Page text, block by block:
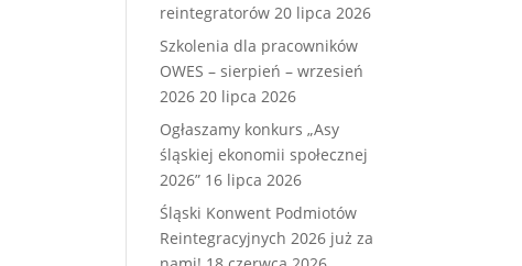
reintegratorów 20 lipca 2026
Szkolenia dla pracowników
OWES – sierpień – wrzesień
2026 20 lipca 2026
Ogłaszamy konkurs „Asy
śląskiej ekonomii społecznej
2026” 16 lipca 2026
Śląski Konwent Podmiotów
Reintegracyjnych 2026 już za